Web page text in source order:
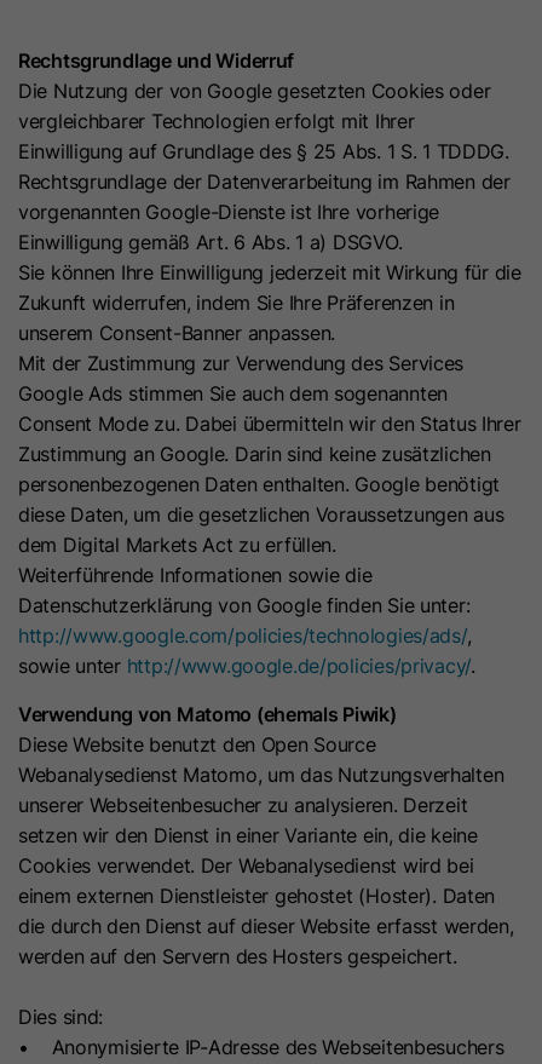
Rechtsgrundlage und Widerruf
Die Nutzung der von Google gesetzten Cookies oder
vergleichbarer Technologien erfolgt mit Ihrer
Einwilligung auf Grundlage des § 25 Abs. 1 S. 1 TDDDG.
Rechtsgrundlage der Datenverarbeitung im Rahmen der
vorgenannten Google-Dienste ist Ihre vorherige
Einwilligung gemäß Art. 6 Abs. 1 a) DSGVO.
Sie können Ihre Einwilligung jederzeit mit Wirkung für die
Zukunft widerrufen, indem Sie Ihre Präferenzen in
unserem Consent-Banner anpassen.
Mit der Zustimmung zur Verwendung des Services
Google Ads stimmen Sie auch dem sogenannten
Consent Mode zu. Dabei übermitteln wir den Status Ihrer
Zustimmung an Google. Darin sind keine zusätzlichen
personenbezogenen Daten enthalten. Google benötigt
diese Daten, um die gesetzlichen Voraussetzungen aus
dem Digital Markets Act zu erfüllen.
Weiterführende Informationen sowie die
Datenschutzerklärung von Google finden Sie unter:
http://www.google.com/policies/technologies/ads/,
sowie unter http://www.google.de/policies/privacy/.
Verwendung von Matomo (ehemals Piwik)
Diese Website benutzt den Open Source
Webanalysedienst Matomo, um das Nutzungsverhalten
unserer Webseitenbesucher zu analysieren. Derzeit
setzen wir den Dienst in einer Variante ein, die keine
Cookies verwendet. Der Webanalysedienst wird bei
einem externen Dienstleister gehostet (Hoster). Daten
die durch den Dienst auf dieser Website erfasst werden,
werden auf den Servern des Hosters gespeichert.
Dies sind:
• Anonymisierte IP-Adresse des Webseitenbesuchers
Name lidc
Anbieter LinkedIn
Laufzeit 24 Stunden
Zweck
Dieses Cookie sorgt für die die
Auswahl des Datenzentrums.
Name sdsc
Anbieter LinkedIn
Laufzeit Session
Zweck
Dies ist ein signiertes Kontext-Cookie
für den Datendienst. Es wird für das
Datenbank-Routing verwendet und
soll bei Änderungen
datenbankübergreifende Konsistenz
Nutzereingaben dem absendenden
Nutzer unmittelbar nach der
Absendung zur Verfügung stehen.
Name li_gc
Anbieter LinkedIn
Zweck
Mitgliedschafts-Logins nicht
gefälscht werden können. Es enthält
eine Zufallszeichenfolge aus
Buchstaben und Zahlen, die
verwendet wird, um zu überprüfen,
ob ein Mitgliedschafts-Login
authentisch ist.
Name hs_langswitcher_choice
Anbieter HubSpot
Zweck
Dieses Cookie wird verwendet, um
die Sprachauswahl des Besuchers zu
speichern, wenn Seiten in mehreren
Sprachen aufgerufen werden. Es
wird festgelegt, wenn ein
Endbenutzer eine Sprache aus dem
Sprachumschalter auswählt, und
wird als Spracheinstellung zum
zukünftigen Weiterleiten des
Benutzers zu Websites in dessen
ausgewählter Sprache, sofern
verfügbar, zu verwendet. Es enthält
eine durch einen Doppelpunkt
getrennte Zeichenfolge mit der
ISO639-Sprachcodeauswahl links
und der privaten Top-Level-Domain